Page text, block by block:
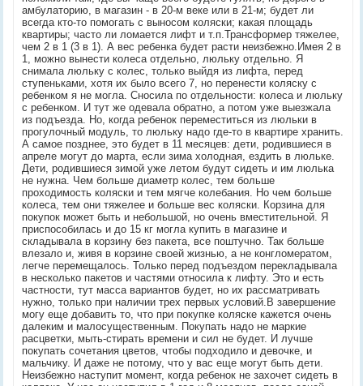
амбулаторию, в магазин - в 20-м веке или в 21-м; будет ли
всегда кто-то помогать с выносом коляски; какая площадь
квартиры; часто ли ломается лифт и т.п.Трансформер тяжелее,
чем 2 в 1 (3 в 1). А вес ребенка будет расти неизбежно.Имея 2 в
1, можно вынести колеса отдельно, люльку отдельно. Я
снимала люльку с колес, только выйдя из лифта, перед
ступеньками, хотя их было всего 7, но перенести коляску с
ребенком я не могла. Сносила по отдельности: колеса и люльку
с ребенком. И тут же одевала обратно, а потом уже выезжала
из подъезда. Но, когда ребенок переместиться из люльки в
прогулочный модуль, то люльку надо где-то в квартире хранить.
А самое позднее, это будет в 11 месяцев: дети, родившиеся в
апреле могут до марта, если зима холодная, ездить в люльке.
Дети, родившиеся зимой уже летом будут сидеть и им люлька
не нужна. Чем больше диаметр колес, тем больше
проходимость коляски и тем мягче колебания. Но чем больше
колеса, тем они тяжелее и больше вес коляски. Корзина для
покупок может быть и небольшой, но очень вместительной. Я
приспособилась и до 15 кг могла купить в магазине и
складывала в корзину без пакета, все поштучно. Так больше
влезало и, живя в корзине своей жизнью, а не конгломератом,
легче перемещалось. Только перед подъездом перекладывала
в несколько пакетов и частями относила к лифту. Это и есть
частности, тут масса вариантов будет, но их рассматривать
нужно, только при наличии трех первых условий.В завершение
могу еще добавить то, что при покупке коляске кажется очень
далеким и малосущественным. Покупать надо не маркие
расцветки, мыть-стирать времени и сил не будет. И лучше
покупать сочетания цветов, чтобы подходило и девочке, и
мальчику. И даже не потому, что у вас еще могут быть дети.
Неизбежно наступит момент, когда ребенок не захочет сидеть в